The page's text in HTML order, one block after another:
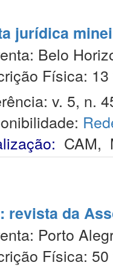
jurídica
Belo
Física: 13
v. 5, n.
CAM,
revista da
Porto
Física: 50